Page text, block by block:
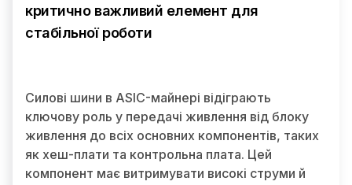
критично важливий елемент для
стабільної роботи
Силові шини в ASIC-майнері відіграють
ключову роль у передачі живлення від блоку
живлення до всіх основних компонентів, таких
як хеш-плати та контрольна плата. Цей
компонент має витримувати високі струми й